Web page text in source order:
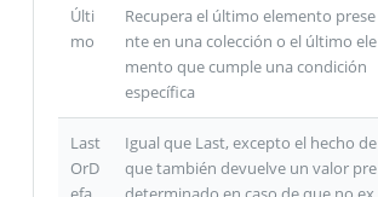
Últi
mo
Recupera el último elemento prese
nte en una colección o el último ele
mento que cumple una condición
específica
Last
OrD
Igual que Last, excepto el hecho de
que también devuelve un valor pre